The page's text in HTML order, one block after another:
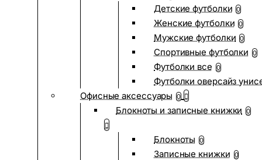
Детские футболки 0
Женские футболки 0
Мужские футболки 0
Спортивные футболки 0
Футболки все 0
Футболки оверсайз
Офисные аксессуары 0
Блокноты и записные книжки 0
Блокноты 0
Записные книжки 0